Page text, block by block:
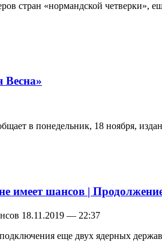
стран «нормандской четверки»,
Весна»
в понедельник, 18 ноября,
шансов | Продолжение
18.11.2019 — 22:37
еще двух ядерных